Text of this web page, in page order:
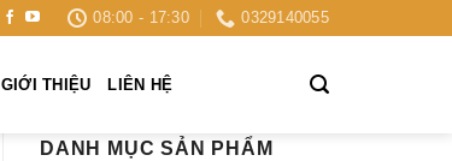
08:00 - 17:30 0329140055
GIỚI THIỆU LIÊN HỆ
DANH MỤC SẢN PHẨM